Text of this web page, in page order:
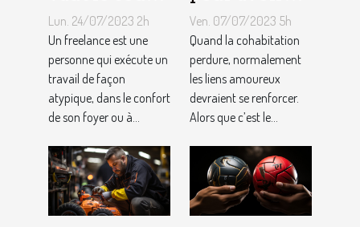
de devenir
indépendant
?
Lun. 24/07/2023 2h
Un freelance est une
personne qui exécute un
travail de façon
atypique, dans le confort
de son foyer ou à...
toujours la
vie rose en
couple ?
Ven. 07/07/2023 5h
Quand la cohabitation
perdure, normalement
les liens amoureux
devraient se renforcer.
Alors que c’est le...